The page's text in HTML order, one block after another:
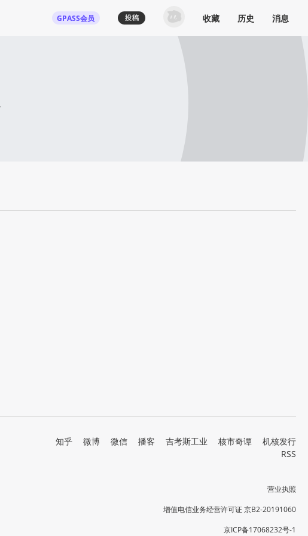
GPASS会员 收藏 历史 消息
知乎 微博 微信 播客 吉考斯工业 核市奇谭
机核发行
RSS
营业执照
增值电信业务经营许可证 京B2-20191060
京ICP备17068232号-1